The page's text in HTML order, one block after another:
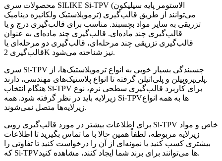
محصولات سری SILIKE Si-TPV (الاستومر پایه سیلیکون
ترموپلاستیک ولکانیزه دینامیک) می‌توانند از طریق قالب‌گیری
تزریقی به سایر مواد بچسبند. مناسب برای قالب‌گیری درج و یا
قالب‌گیری چند ماده‌ای. قالب‌گیری چند ماده‌ای به عنوان
قالب‌گیری تزریقی چند مرحله‌ای، قالب‌گیری دو مرحله‌ای یا
قالب‌گیری 2K نیز شناخته می‌شود.
سری Si-TPV چسبندگی بسیار خوبی به انواع ترموپلاستیک‌ها، از
پلی‌پروپیلن و پلی‌اتیلن گرفته تا انواع پلاستیک‌های مهندسی، دارند.
هنگام انتخاب Si-TPV برای کاربرد قالب‌گیری سطحی نرم، نوع
زیرلایه باید در نظر گرفته شود. همه Si-TPVها به همه انواع
زیرلایه‌ها متصل نمی‌شوند.
برای اطلاعات بیشتر در مورد قالب‌گیری رویی Si-TPV خاص و مواد
زیرلایه مربوطه، لطفاً همین حالا با ما تماس بگیرید تا اطلاعات
بیشتری کسب کنید یا نمونه‌ای از آن را درخواست کنید تا تفاوتی را
که Si-TPVها می‌توانند برای برند شما ایجاد کنند، مشاهده کنید.